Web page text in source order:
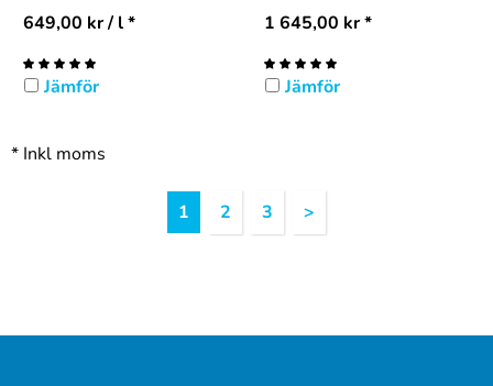
649,00 kr/ l *
Jämför
1 645,00 kr*
Jämför
* Inkl moms
1 2 3 >